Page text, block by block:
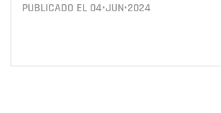
PUBLICADO EL 04•JUN•2024